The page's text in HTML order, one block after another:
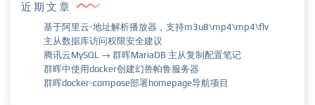
近期文章
基于阿里云-地址解析播放器，支持m3u8\mp4\mp4\flv
主从数据库访问权限安全建议
腾讯云MySQL → 群晖MariaDB 主从复制配置笔记
群晖中使用docker创建幻兽帕鲁服务器
群晖docker-compose部署homepage导航项目